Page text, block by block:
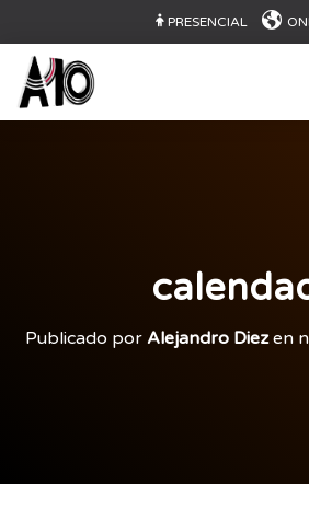
PRESENCIAL
Publicado por Alejandro Diezen